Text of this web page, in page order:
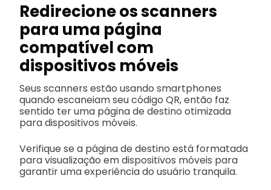
Redirecione os scanners
para uma página
compatível com
dispositivos móveis
Seus scanners estão usando smartphones
quando escaneiam seu código QR, então faz
sentido ter uma página de destino otimizada
para dispositivos móveis.
Verifique se a página de destino está formatada
para visualização em dispositivos móveis para
garantir uma experiência do usuário tranquila.